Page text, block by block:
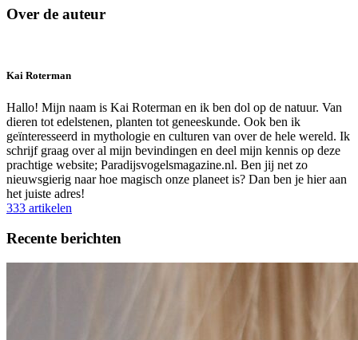
Over de auteur
Kai Roterman
Hallo! Mijn naam is Kai Roterman en ik ben dol op de natuur. Van
dieren tot edelstenen, planten tot geneeskunde. Ook ben ik
geïnteresseerd in mythologie en culturen van over de hele wereld. Ik
schrijf graag over al mijn bevindingen en deel mijn kennis op deze
prachtige website; Paradijsvogelsmagazine.nl. Ben jij net zo
nieuwsgierig naar hoe magisch onze planeet is? Dan ben je hier aan
het juiste adres!
333 artikelen
Recente berichten